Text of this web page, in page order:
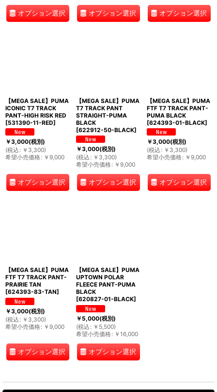
オプション選択 オプション選択 オプション選択
【MEGA SALE】PUMA
ICONIC T7 TRACK
PANT-HIGH RISK RED
[531390-11-RED]
￥3,000(税別)
(税込 : ￥ 3,300)
希望小売価格: ￥ 9,000
オプション選択
【MEGA SALE】PUMA
T7 TRACK PANT
STRAIGHT-PUMA
BLACK
[622912-50-BLACK]
￥3,000(税別)
(税込 : ￥ 3,300)
希望小売価格: ￥ 9,000
オプション選択
【MEGA SALE】PUMA
FTF T7 TRACK PANT-
PUMA BLACK
[624393-01-BLACK]
￥3,000(税別)
(税込 : ￥ 3,300)
希望小売価格: ￥ 9,000
オプション選択
【MEGA SALE】PUMA
FTF T7 TRACK PANT-
PRAIRIE TAN
[624393-83-TAN]
￥3,000(税別)
(税込 : ￥ 3,300)
希望小売価格: ￥ 9,000
オプション選択
【MEGA SALE】PUMA
UPTOWN POLAR
FLEECE PANT-PUMA
BLACK
[620827-01-BLACK]
￥5,000(税別)
(税込 : ￥ 5,500)
希望小売価格: ￥ 16,000
オプション選択